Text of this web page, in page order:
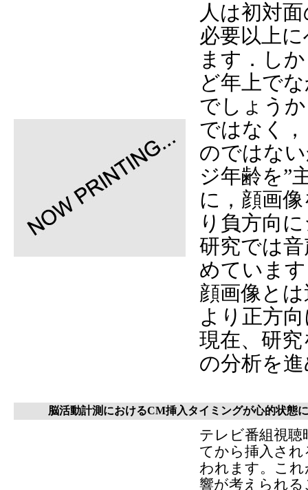
人は初対
必要以上
ます．し
ど年上で
でしょう
ではなく
のではな
ジ年齢を”
に，顔画
り負方向
研究では
めていま
顔画像と
より正方
現在、研
の分析を
脳活動計測におけるCM挿入タイミングが心的状態
テレビ番組視
てから挿入さ
われます。こ
響が考えられ